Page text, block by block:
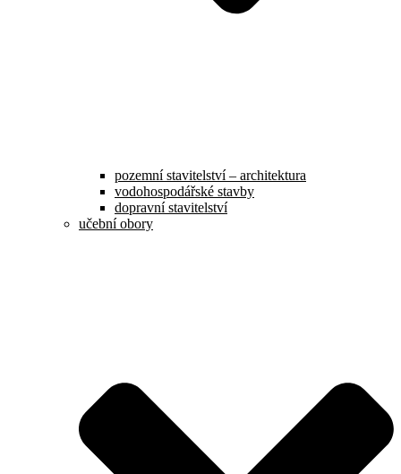
pozemní stavitelství – architektura
vodohospodářské stavby
dopravní stavitelství
učební obory